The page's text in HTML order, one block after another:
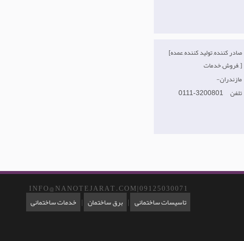
[صادر کننده, تولید کننده, عمده
فروش, خدمات, ]
-مازندران
0111-3200801 تلفن
I N F O @ N A N O T E J A R A T . C O M | 0 9 1 2 5 0 3 0 0 7 1
تاسیسات ساختمانی | برق ساختمان | خدمات ساختمانی